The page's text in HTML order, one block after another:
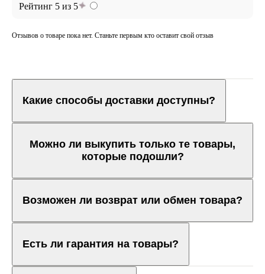
Рейтинг 5 из 5
Отзывов о товаре пока нет. Станьте первым кто оставит свой отзыв
Какие способы доставки доступны?
Можно ли выкупить только те товары,
которые подошли?
Возможен ли возврат или обмен товара?
Есть ли гарантия на товары?